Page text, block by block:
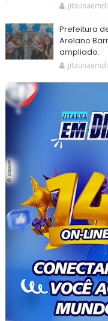
Prefeitura
Arelano
ampliado.